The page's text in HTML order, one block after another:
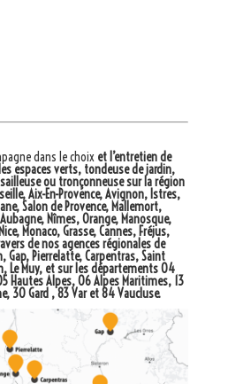
dans le choix et l’entretien de
espaces verts, tondeuse de jardin,
ou tronçonneuse sur la région
Aix-En-Provence, Avignon, Istres,
Salon de Provence, Mallemort,
Nîmes, Orange, Manosque,
Monaco, Grasse, Cannes, Fréjus,
de nos agences régionales de
Gap, Pierrelatte, Carpentras, Saint
Le Muy, et sur les départements 04
Hautes Alpes, 06 Alpes Maritimes, 13
30 Gard , 83 Var et 84 Vaucluse.